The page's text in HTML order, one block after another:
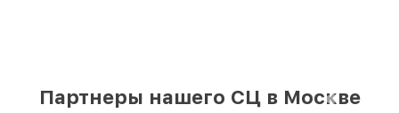
на ненужные работы.
Партнеры нашего СЦ в Москве